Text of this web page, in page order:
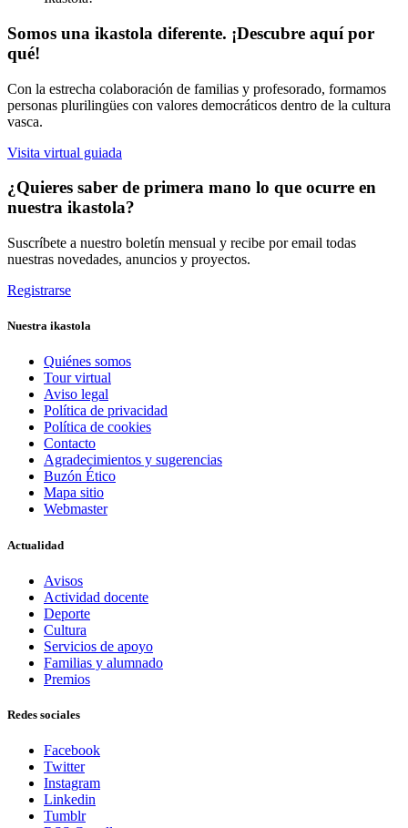
Somos una ikastola diferente. ¡Descubre aquí por
qué!
Con la estrecha colaboración de familias y profesorado, formamos
personas plurilingües con valores democráticos dentro de la cultura
vasca.
Visita virtual guiada
¿Quieres saber de primera mano lo que ocurre en
nuestra ikastola?
Suscríbete a nuestro boletín mensual y recibe por email todas
nuestras novedades, anuncios y proyectos.
Registrarse
Nuestra ikastola
Quiénes somos
Tour virtual
Aviso legal
Política de privacidad
Política de cookies
Contacto
Agradecimientos y sugerencias
Buzón Ético
Mapa sitio
Webmaster
Actualidad
Avisos
Actividad docente
Deporte
Cultura
Servicios de apoyo
Familias y alumnado
Premios
Redes sociales
Facebook
Twitter
Instagram
Linkedin
Tumblr